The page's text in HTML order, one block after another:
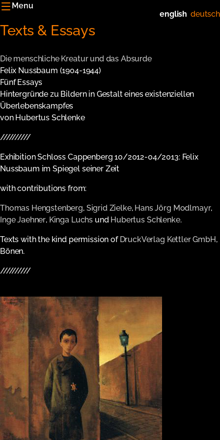
Menu
deutsch
english
Texts & Essays
Die menschliche Kreatur und das Absurde
Felix Nussbaum (1904-1944)
Fünf Essays
Hintergründe zu Bildern in Gestalt eines existenziellen
Überlebenskampfes
von Hubertus Schlenke
//////////
Exhibition Schloss Cappenberg 10/2012-04/2013: Felix
Nussbaum im Spiegel seiner Zeit
with contributions from:
Thomas Hengstenberg, Sigrid Zielke, Hans Jörg Modlmayr,
Inge Jaehner, Kinga Luchs und Hubertus Schlenke.
Texts with the kind permission of DruckVerlag Kettler GmbH,
Bönen.
//////////